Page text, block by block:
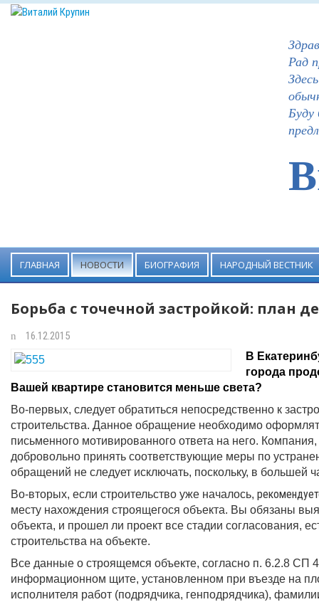
Рад
Буду
ГЛАВНАЯ НОВОСТИ БИОГРАФИЯ НАРОДНЫЙ ВЕСТНИК
Борьба с точечной застройкой: план
16.12.2015
В
города
Вашей квартире становится меньше света?
Во-первых, следует обратиться непосредственно к
строительства. Данное обращение необходимо
письменного мотивированного ответа на него.
добровольно принять соответствующие меры по
обращений не следует исключать, поскольку, в большей
Во-вторых, если строительство уже началось,
месту нахождения строящегося объекта. Вы обязаны
объекта, и прошел ли проект все стадии согласования,
строительства на объекте.
Все данные о строящемся объекте, согласно п. 6.2.8 СП
информационном щите, установленном при въезде на
исполнителя работ (подрядчика, генподрядчика),